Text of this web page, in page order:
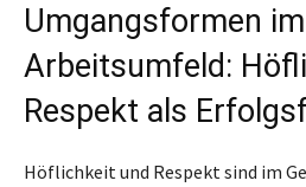
Umgangsformen im
Arbeitsumfeld:
Respekt als
Höflichkeit und Respekt sind im